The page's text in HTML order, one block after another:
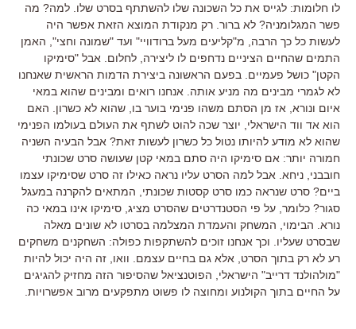
לו חלומות: לגייס את כל השכונה שלו להשתתף בסרט שלו. למה? מה
פשר המגלומניה? לא ברור. רק מנקודת המוצא הזאת אפשר היה
לעשות כל כך הרבה, מ"קליעים מעל ברודוויי" ועד "שמונה וחצי", האמן
התמים שהחיים הציניים נדחפים לו ליצירה, לחלום. אבל "סימיקו
הקטן" כושל פעמיים. בפעם הראשונה ביצירת הדמות הראשית שאנחנו
לא לגמרי מבינים מה מניע אותה. אנחנו רואים ומבינים שהוא במאי
איום ונורא, אז מן הסתם משהו פנימי בוער בו, שהוא לא כשרון. האם
הוא אד ווד הישראלי, יוצר שכה להוט לשתף את העולם בעולמו הפנימי
שהוא לא מודע להיותו נטול כל כשרון לעשות זאת? אבל הבעיה השניה
חמורה יותר: אם סימיקו היה סתם במאי קטן שעושה סרט שכונתי
חובבני, ניחא. אבל למה הסרט עליו נראה כאילו זה סרט שסימיקו עצמו
ביים? סרט שנראה כמו סרט קסטות שכונתי, המתאים להקרנה במעגל
סגור? כלומר, על פי הסטנדרטים שהסרט מציג, סימיקו אינו במאי כה
נורא. הבימוי, המשחק והעמדת המצלמה בסרטו לא שונים מאלה
שבסרט שעליו. וכך אנחנו זוכים להשתקפות כפולה: השחקנים משחקים
רע לא רק בתוך הסרט, אלא גם בחיים עצמם. וואו, זה היה יכול להיות
"מולהולנד דרייב" הישראלי, הפוטנציאל שהסיפור הזה מחזיק להגיגים
על החיים בתוך הקולנוע ומחוצה לו פשוט מתפקעים מרוב אפשרויות.